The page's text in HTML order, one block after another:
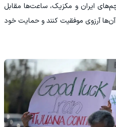
ایران و مکزیک، ساعت‌ها مقابل
آن‌ها آرزوی موفقیت کنند و حمایت خود